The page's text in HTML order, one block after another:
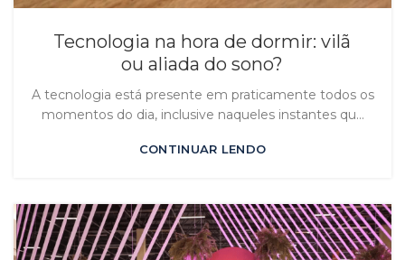
Tecnologia na hora de dormir: vilã
ou aliada do sono?
A tecnologia está presente em praticamente todos os
momentos do dia, inclusive naqueles instantes qu...
CONTINUAR LENDO